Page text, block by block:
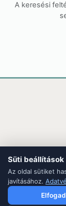
A keresési
Süti beállítások
Az oldal sütiket
javításához.